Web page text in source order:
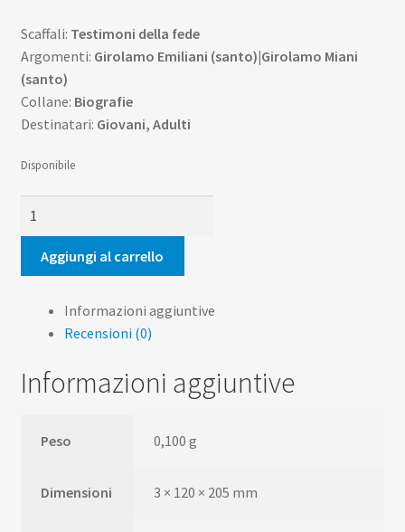
Scaffali: Testimoni della fede
Argomenti: Girolamo Emiliani (santo)|Girolamo Miani
(santo)
Collane: Biografie
Destinatari: Giovani, Adulti
Disponibile
Miani
quantità
Aggiungi al carrello
Informazioni aggiuntive
Recensioni (0)
Informazioni aggiuntive
Peso 0,100 g
Dimensioni 3 × 120 × 205 mm